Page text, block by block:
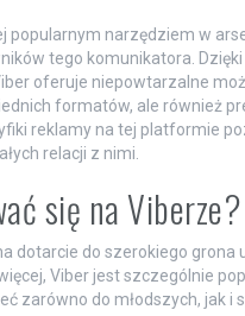
popularnym narzędziem w
tego komunikatora.
oferuje niepowtarzalne
formatów, ale również
reklamy na tej platformie
relacji z nimi.
się na Viberze?
dotarcie do szerokiego
Viber jest szczególnie
zarówno do młodszych, jak i